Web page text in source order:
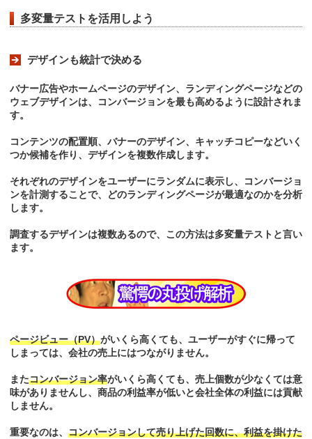
多変量テストを活用しよう
デザインも統計で決める
バナー広告やホームページのデザイン、ランディングページなどの
ウェブデザインは、コンバージョンを最も高めるように設計されま
す。
コンテンツの配置順、バナーのデザイン、キャッチコピーなどいく
つか候補を作り、デザインを複数作成します。
それぞれのデザインをユーザーにランダムに表示し、コンバージョ
ンを計測することで、どのランディングページが最適なのかを分析
します。
調査するデザインは複数あるので、この方法は多変量テストと言い
ます。
ページビュー（PV）がいくら高くても、ユーザーがすぐに帰って
しまっては、会社の売上にはつながりません。
またコンバージョン率がいくら高くても、売上個数が少なくては意
味がありませんし、商品の利益率が低いと会社全体の利益には貢献
しません。
重要なのは、 コンバージョンして売り上げた回数に、利益を掛けた